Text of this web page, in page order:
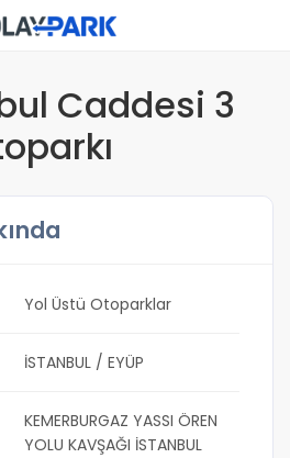
Caddesi 3
Yol Üstü Otoparklar
İSTANBUL / EYÜP
KEMERBURGAZ YASSI ÖREN
YOLU KAVŞAĞI İSTANBUL